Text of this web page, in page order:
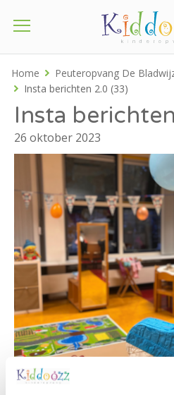
Home
Peuteropvang De
Insta berichten 2.0 (33)
Insta
26 oktober 2023